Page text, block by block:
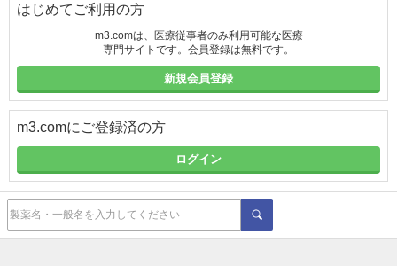
はじめてご利用の方
m3.comは、医療従事者のみ利用可能な医療
専門サイトです。会員登録は無料です。
新規会員登録
m3.comにご登録済の方
ログイン